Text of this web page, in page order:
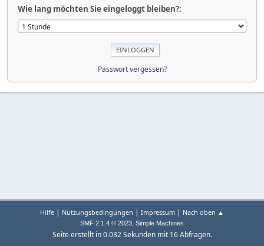
Wie lang möchten Sie eingeloggt bleiben?:
Passwort vergessen?
Hilfe | Nutzungsbedingungen | Impressum | Nach oben ▲
SMF 2.1.4 © 2023, Simple Machines
Seite erstellt in 0.032 Sekunden mit 16 Abfragen.